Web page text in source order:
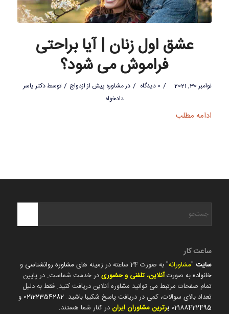
عشق اول زنان | آیا براحتی
فراموش می شود؟
نوامبر 30, 2021 / 0 دیدگاه / درمشاوره پیش از ازدواج / توسطدکتر یاسر
دادخواه
ادامه مطلب
ساعت کار
سایت"مشاورانه" به صورت 24 ساعته در زمینه های مشاوره روانشناسی و
خانوادهبه صورتآنلاین، تلفنی و حضوریدر خدمت شماست. در پایین
تمام صفحات مرتبط می توانید مشاوره آنلاین دریافت کنید. فقط به دلیل
تعداد بالای سوالات، کمی در دریافت پاسخ شکیبا باشید. 02122354282 و
02188422495 برترین مشاوران ایراندر کنار شما هستند.